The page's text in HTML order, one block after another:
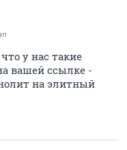
у нас такие
вашей ссылке -
на элитный